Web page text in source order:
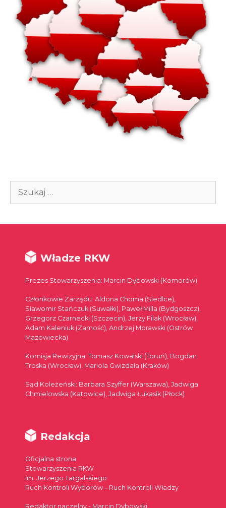
Szukaj:
Władze RKW
Prezes Stowarzyszenia: Marcin Dybowski (Komorów)
Członkowie Zarządu: Aldona Choma (Siedlce),
Sławomir Stańczuk (Suwałki), Paweł Milla (Bydgoszcz),
Grzegorz Czarnecki (Szczecin), Jerzy Filak (Wrocław),
Adam Kaleniuk (Zamość), Andrzej Morawski (Ostrów
Mazowiecka)
Komisja Rewizyjna: Tomasz Kowalski (Toruń), Bogdan
Troska (Wrocław), Mariola Gwizdała (Kraków)
Sąd Koleżeński: Barbara Szyffer (Warszawa), Jadwiga
Chmielowska (Katowice), Jadwiga Łukasik (Płock)
Redakcja
Oficjalna strona
Stowarzyszenia RKW
im. Jerzego Targalskiego
Ruch Kontroli Wyborów – Ruch Kontroli Władzy
Redaktor naczelny - Marcin Dybowski